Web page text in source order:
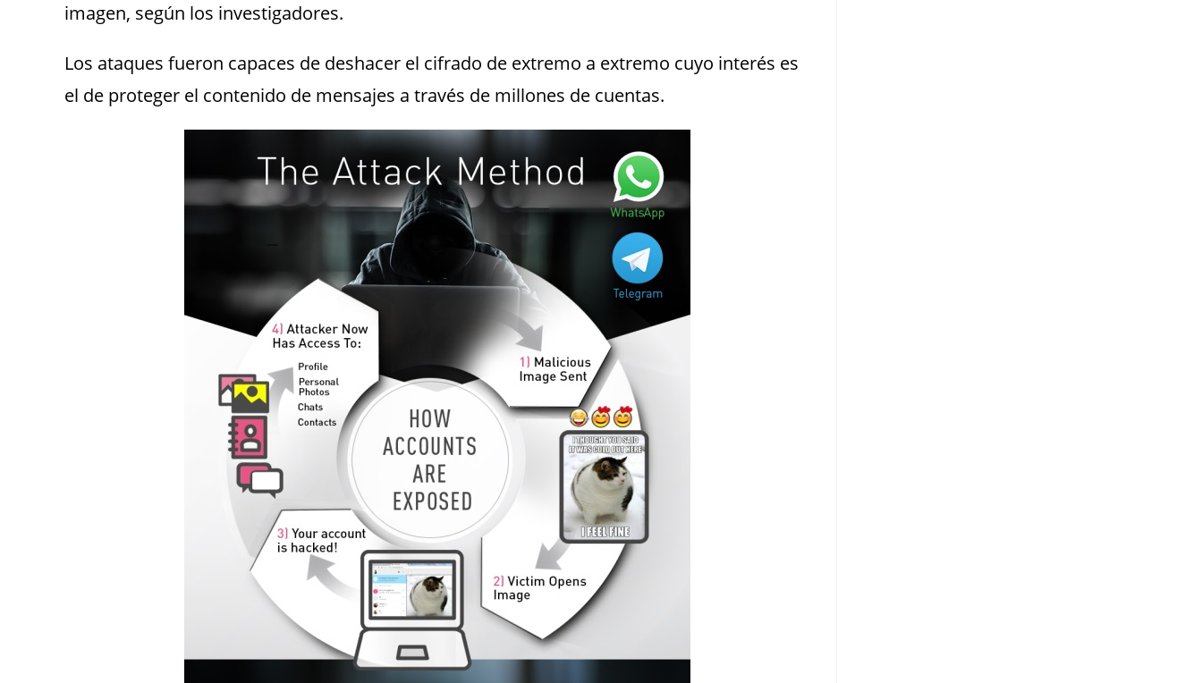
imagen, según los investigadores.
Los ataques fueron capaces de deshacer el cifrado de extremo a extremo cuyo interés es
el de proteger el contenido de mensajes a través de millones de cuentas.